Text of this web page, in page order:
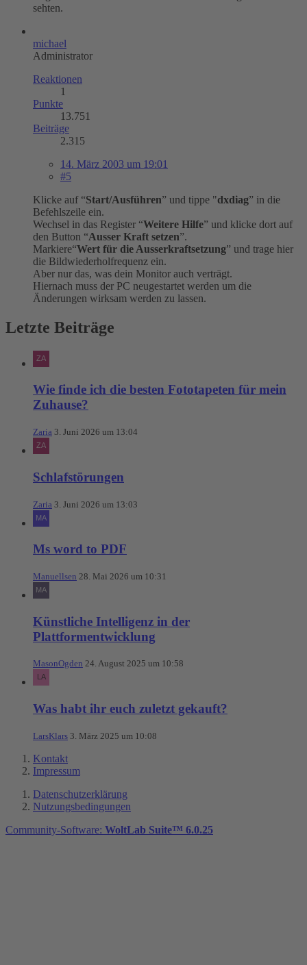
sehten.
michael
Administrator
Reaktionen
1
Punkte
13.751
Beiträge
2.315
14. März 2003 um 19:01
#5
Klicke auf “Start/Ausführen” und tippe "dxdiag” in die
Befehlszeile ein.
Wechsel in das Register “Weitere Hilfe” und klicke dort auf
den Button “Ausser Kraft setzen”.
Markiere“Wert für die Ausserkraftsetzung” und trage hier
die Bildwiederholfrequenz ein.
Aber nur das, was dein Monitor auch verträgt.
Hiernach muss der PC neugestartet werden um die
Änderungen wirksam werden zu lassen.
Letzte Beiträge
Wie finde ich die besten Fototapeten für mein
Zuhause?
Zaria 3. Juni 2026 um 13:04
Schlafstörungen
Zaria 3. Juni 2026 um 13:03
Ms word to PDF
Manuellsen 28. Mai 2026 um 10:31
Künstliche Intelligenz in der
Plattformentwicklung
MasonOgden 24. August 2025 um 10:58
Was habt ihr euch zuletzt gekauft?
LarsKlars 3. März 2025 um 10:08
Kontakt
Impressum
Datenschutzerklärung
Nutzungsbedingungen
Community-Software: WoltLab Suite™ 6.0.25